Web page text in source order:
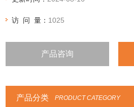
访 问 量： 1025
产品咨询
产品分类 PRODUCT CATEGORY